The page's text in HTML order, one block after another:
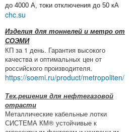
до 4000 А, токи отключения до 50 кА
chc.su
Изделия для тоннелей и метро от
СОЭМИ
КП за 1 день. Гарантия высокого
качества и оптимальных цен от
российского производителя.
https://soemi.ru/product/metropoliten/
Тех.решения для нефтегазовой
отрасти
Металлические кабельные лотки
СИСТЕМА КМ® устойчивые к